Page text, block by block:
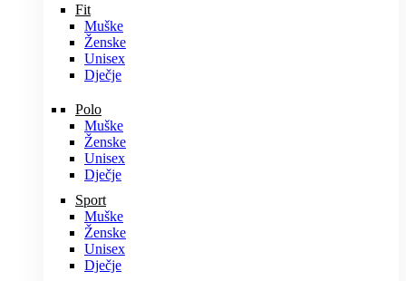
Fit
Muške
Ženske
Unisex
Dječje
Polo
Muške
Ženske
Unisex
Dječje
Sport
Muške
Ženske
Unisex
Dječje